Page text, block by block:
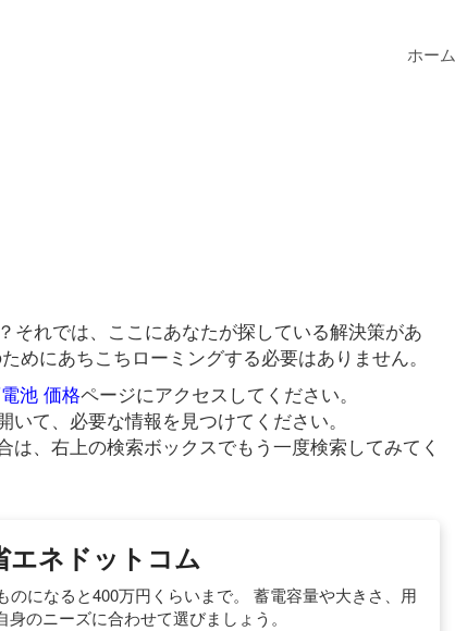
ホーム
それでは、ここにあなたが探している解決策があ
めにあちこちローミングする必要はありません。
池 価格ページにアクセスしてください。
て、必要な情報を見つけてください。
は、右上の検索ボックスでもう一度検索してみてく
エネドットコム
になると400万円くらいまで。 蓄電容量や大きさ、用
のニーズに合わせて選びましょう。